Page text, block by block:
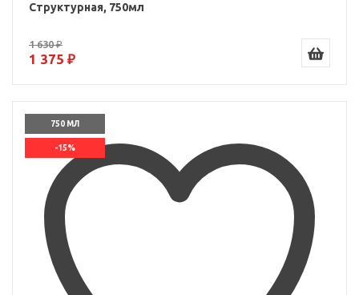
Структурная, 750мл
1 630 ₽
1 375 ₽
750 МЛ
-15%